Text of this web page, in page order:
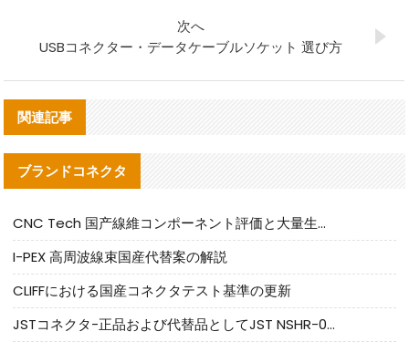
次へ
USBコネクター・データケーブルソケット 選び方
関連記事
ブランドコネクタ
CNC Tech 国产線維コンポーネント評価と大量生産適合ガイド
I-PEX 高周波線束国産代替案の解説
CLIFFにおける国産コネクタテスト基準の更新
JSTコネクタ-正品および代替品としてJST NSHR-02V-Sコネクタを提供します